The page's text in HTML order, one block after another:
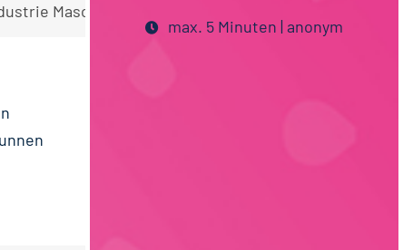
Maschinenbau Vollzeit Stellen.
max. 5 Minuten | anonym